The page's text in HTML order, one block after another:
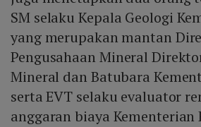
SM selaku Kepala Geologi
yang merupakan mantan
Pengusahaan Mineral
Mineral dan Batubara
serta EVT selaku evaluator
anggaran biaya Kementerian